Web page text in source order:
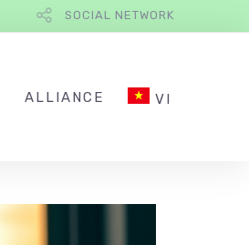
SOCIAL NETWORK
ALLIANCE VI